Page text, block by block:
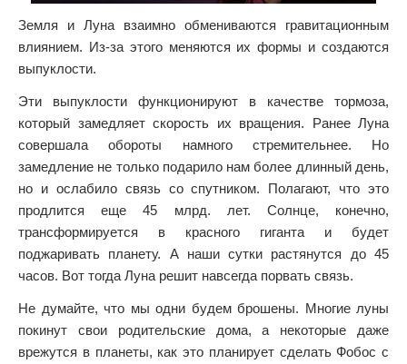
Земля и Луна взаимно обмениваются гравитационным
влиянием. Из-за этого меняются их формы и создаются
выпуклости.
Эти выпуклости функционируют в качестве тормоза,
который замедляет скорость их вращения. Ранее Луна
совершала обороты намного стремительнее. Но
замедление не только подарило нам более длинный день,
но и ослабило связь со спутником. Полагают, что это
продлится еще 45 млрд. лет. Солнце, конечно,
трансформируется в красного гиганта и будет
поджаривать планету. А наши сутки растянутся до 45
часов. Вот тогда Луна решит навсегда порвать связь.
Не думайте, что мы одни будем брошены. Многие луны
покинут свои родительские дома, а некоторые даже
врежутся в планеты, как это планирует сделать Фобос с